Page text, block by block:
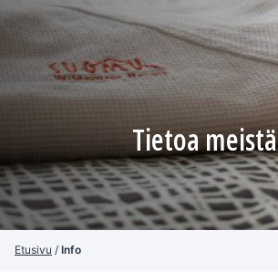
Tietoa meistä
Etusivu / Info